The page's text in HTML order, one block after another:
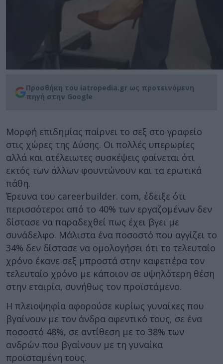
Προσθήκη του iatropedia.gr ως προτεινόμενη
πηγή στην Google
Μορφή επιδημίας παίρνει το σεξ στο γραφείο
στις χώρες της Δύσης. Οι πολλές υπερωρίες
αλλά και ατέλειωτες συσκέψεις φαίνεται ότι
εκτός των άλλων φουντώνουν και τα ερωτικά
πάθη.
Έρευνα του careerbuilder. com, έδειξε ότι
περισσότεροι από το 40% των εργαζομένων δεν
δίστασε να παραδεχθεί πως έχει βγει με
συνάδελφο. Μάλιστα ένα ποσοστό που αγγίζει το
34% δεν δίστασε να ομολογήσει ότι το τελευταίο
χρόνο έκανε σεξ μπροστά στην καφετιέρα τον
τελευταίο χρόνο με κάποιον σε υψηλότερη θέση
στην εταιρία, συνήθως τον προϊστάμενο.
Η πλειοψηφία αφορούσε κυρίως γυναίκες που
βγαίνουν με τον άνδρα αφεντικό τους, σε ένα
ποσοστό 48%, σε αντίθεση με το 38% των
ανδρών που βγαίνουν με τη γυναίκα
προϊσταμένη τους.